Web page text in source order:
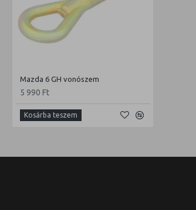
Mazda 6 GH vonószem
5 990 Ft
Kosárba teszem